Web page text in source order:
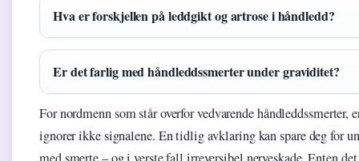
Hva er forskjellen på leddgikt og artrose i håndledd?
Er det farlig med håndleddssmerter under graviditet?
For nordmenn som står overfor vedvarende håndleddssmerter,
ignorer ikke signalene. En tidlig avklaring kan spare deg for